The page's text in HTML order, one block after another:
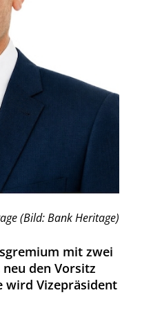
(Bild: Bank Heritage)
mit zwei
den Vorsitz
wird Vizepräsident